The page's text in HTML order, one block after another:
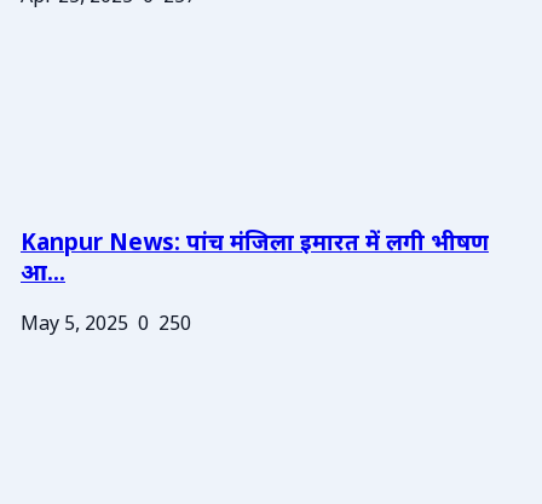
Kanpur News: पांच मंजिला इमारत में लगी भीषण
आ...
May 5, 2025 0 250